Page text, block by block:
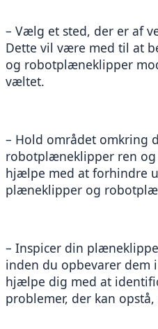
– Vælg et sted, der er af
Dette vil være med til at
og robotplæneklipper
væltet.
– Hold området omkring
robotplæneklipper ren og
hjælpe med at forhindre
plæneklipper og
– Inspicer din
inden du opbevarer dem
hjælpe dig med at
problemer, der kan